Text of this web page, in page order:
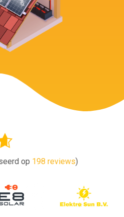
op 198 reviews)